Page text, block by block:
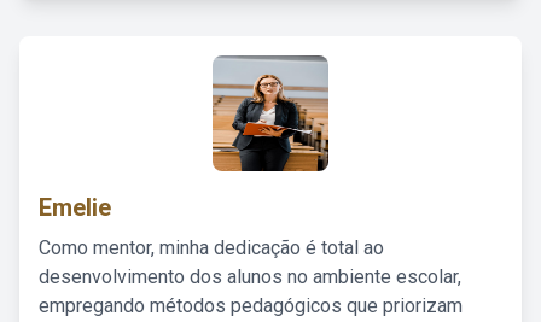
Emelie
Como mentor, minha dedicação é total ao
desenvolvimento dos alunos no ambiente escolar,
empregando métodos pedagógicos que priorizam